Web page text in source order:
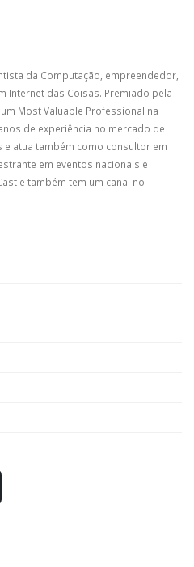
da Computação, empreendedor,
Internet das Coisas. Premiado pela
Most Valuable Professional na
de experiência no mercado de
atua também como consultor em
em eventos nacionais e
e também tem um canal no